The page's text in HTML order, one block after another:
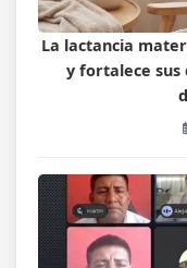
La lactancia
y fortalece sus